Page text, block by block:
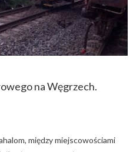
na Węgrzech.
między miejscowościami